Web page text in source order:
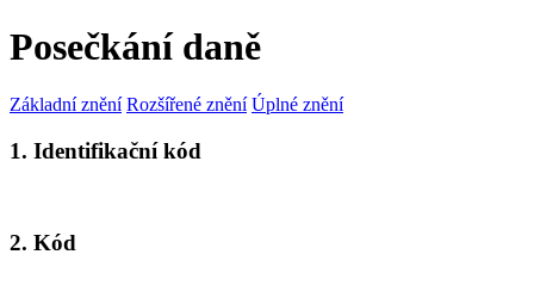
Posečkání daně
Základní znění Rozšířené znění Úplné znění
1. Identifikační kód
2. Kód